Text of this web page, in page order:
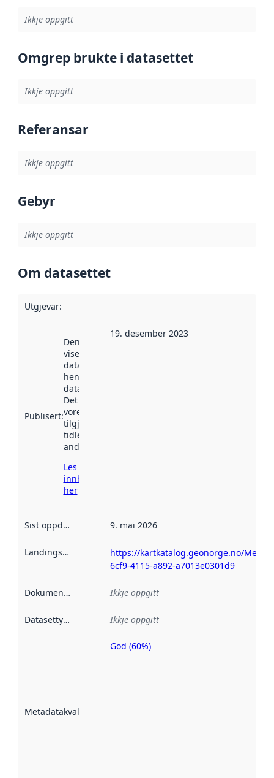
Ikkje oppgitt
Omgrep brukte i datasettet
Ikkje oppgitt
Referansar
Ikkje oppgitt
Gebyr
Ikkje oppgitt
Om datasettet
Utgjevar:
Publisert:
Denne datoen
viser når
datasettet vart
henta inn av
data.norge.no.
Det kan ha
vore
tilgjengeleg
tidlegare
andre stader.
Les meir om
innhenting
her
19. desember 2023
Sist oppdatert 9. mai 2026
Landingsside
https://kartkatalog.geonorge.no/
6cf9-4115-a892-a7013e0301d9
Dokumentasjon Ikkje oppgitt
Datasettype Ikkje oppgitt
Metadatakvalitet
Metadatakvalitet
God (60%)